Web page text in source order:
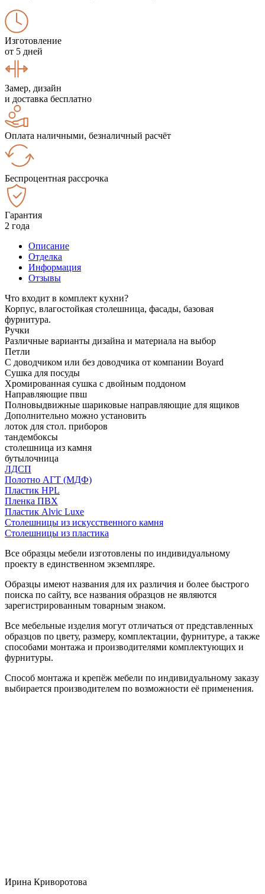
Изготовление
от 5 дней
Замер, дизайн
и доставка бесплатно
Оплата наличными, безналичный расчёт
Беспроцентная рассрочка
Гарантия
2 года
Описание
Отделка
Информация
Отзывы
Что входит в комплект кухни?
Корпус, влагостойкая столешница, фасады, базовая
фурнитура.
Ручки
Различные варианты дизайна и материала на выбор
Петли
С доводчиком или без доводчика от компании Boyard
Сушка для посуды
Хромированная сушка с двойным поддоном
Направляющие пвш
Полновыдвижные шариковые направляющие для ящиков
Дополнительно можно установить
лоток для стол. приборов
тандембоксы
столешница из камня
бутылочница
ЛДСП
Полотно АГТ (МДФ)
Пластик HPL
Пленка ПВХ
Пластик Alvic Luxe
Столешницы из искусственного камня
Столешницы из пластика
Все образцы мебели изготовлены по индивидуальному
проекту в единственном экземпляре.
Образцы имеют названия для их различия и более быстрого
поиска по сайту, все названия образцов не являются
зарегистрированным товарным знаком.
Все мебельные изделия могут отличаться от представленных
образцов по цвету, размеру, комплектации, фурнитуре, а также
способами монтажа и производителями комплектующих и
фурнитуры.
Способ монтажа и крепёж мебели по индивидуальному заказу
выбирается производителем по возможности её применения.
Ирина Криворотова